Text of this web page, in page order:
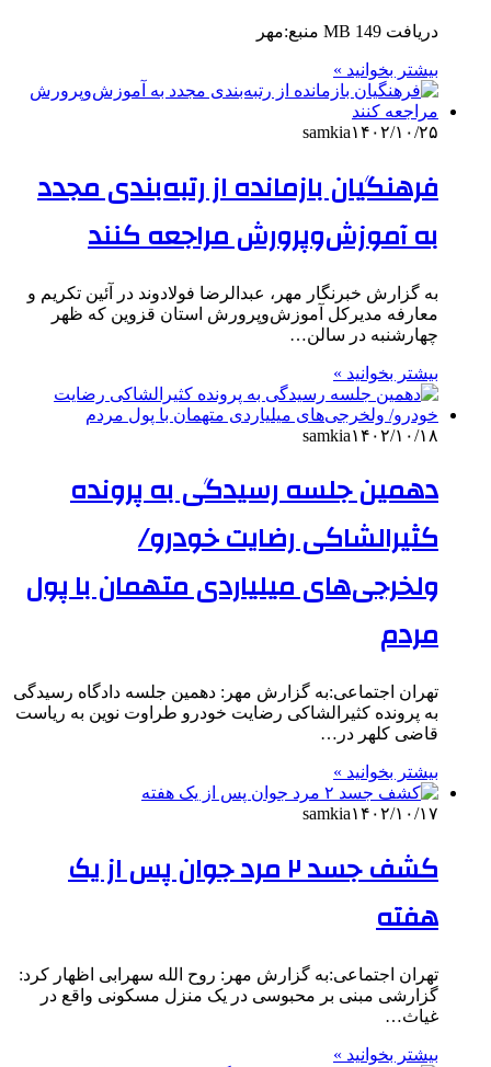
دریافت 149 MB منبع:مهر
بیشتر بخوانید »
samkia۱۴۰۲/۱۰/۲۵
فرهنگیان بازمانده از رتبه‌بندی مجدد
به آموزش‌وپرورش مراجعه کنند
به گزارش خبرنگار مهر، عبدالرضا فولادوند در آئین تکریم و
معارفه مدیرکل آموزش‌وپرورش استان قزوین که ظهر
چهارشنبه در سالن…
بیشتر بخوانید »
samkia۱۴۰۲/۱۰/۱۸
دهمین جلسه رسیدگی به پرونده
کثیرالشاکی رضایت خودرو/
ولخرجی‌های میلیاردی متهمان با پول
مردم
تهران اجتماعی:به گزارش مهر: دهمین جلسه دادگاه رسیدگی
به پرونده کثیرالشاکی رضایت خودرو طراوت نوین به ریاست
قاضی کلهر در…
بیشتر بخوانید »
samkia۱۴۰۲/۱۰/۱۷
کشف جسد ۲ مرد جوان پس از یک
هفته
تهران اجتماعی:به گزارش مهر: روح الله سهرابی اظهار کرد:
گزارشی مبنی بر محبوسی در یک منزل مسکونی واقع در
غیاث…
بیشتر بخوانید »